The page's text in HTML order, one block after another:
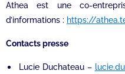
Athea est une co-
d’informations : https://
Contacts presse
Lucie Duchateau –